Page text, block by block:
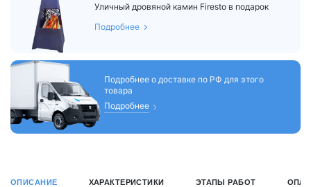
Уличный дровяной камин Firesto в подарок
Подробнее
Подробнее о доставке по РФ для этого
товара
Подробнее
ОПИСАНИЕ ХАРАКТЕРИСТИКИ ЭТАПЫ РАБОТ